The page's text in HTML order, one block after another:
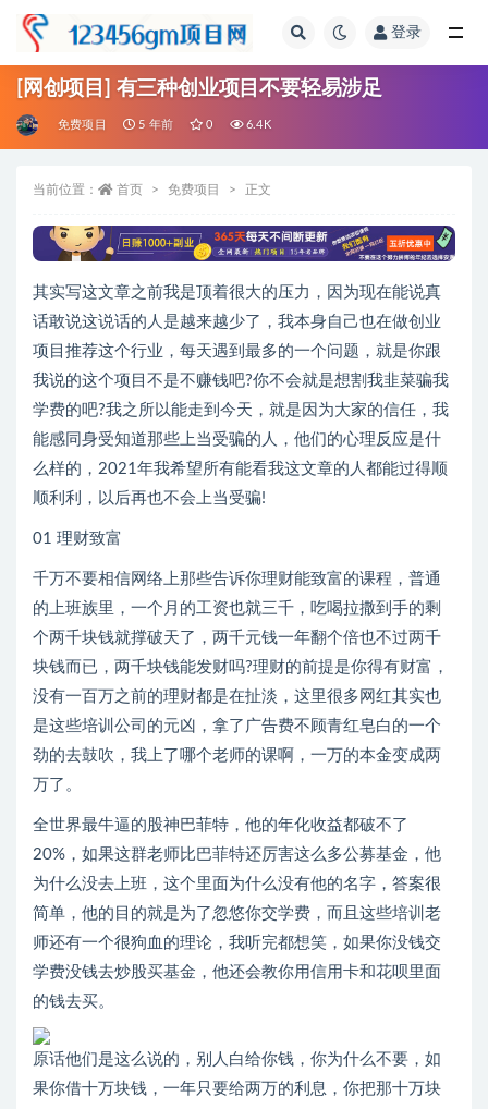
登录
[网创项目] 有三种创业项目不要轻易涉足
免费项目 5 年前 0 6.4K
当前位置： 首页 免费项目 正文
其实写这文章之前我是顶着很大的压力，因为现在能说真
话敢说这说话的人是越来越少了，我本身自己也在做创业
项目推荐这个行业，每天遇到最多的一个问题，就是你跟
我说的这个项目不是不赚钱吧?你不会就是想割我韭菜骗我
学费的吧?我之所以能走到今天，就是因为大家的信任，我
能感同身受知道那些上当受骗的人，他们的心理反应是什
么样的，2021年我希望所有能看我这文章的人都能过得顺
顺利利，以后再也不会上当受骗!
01 理财致富
千万不要相信网络上那些告诉你理财能致富的课程，普通
的上班族里，一个月的工资也就三千，吃喝拉撒到手的剩
个两千块钱就撑破天了，两千元钱一年翻个倍也不过两千
块钱而已，两千块钱能发财吗?理财的前提是你得有财富，
没有一百万之前的理财都是在扯淡，这里很多网红其实也
是这些培训公司的元凶，拿了广告费不顾青红皂白的一个
劲的去鼓吹，我上了哪个老师的课啊，一万的本金变成两
万了。
全世界最牛逼的股神巴菲特，他的年化收益都破不了
20%，如果这群老师比巴菲特还厉害这么多公募基金，他
为什么没去上班，这个里面为什么没有他的名字，答案很
简单，他的目的就是为了忽悠你交学费，而且这些培训老
师还有一个很狗血的理论，我听完都想笑，如果你没钱交
学费没钱去炒股买基金，他还会教你用信用卡和花呗里面
的钱去买。
原话他们是这么说的，别人白给你钱，你为什么不要，如
果你借十万块钱，一年只要给两万的利息，你把那十万块